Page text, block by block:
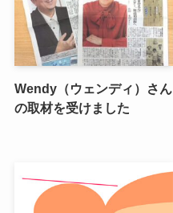
Wendy（ウェンディ）さん
の取材を受けました